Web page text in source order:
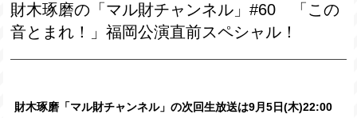
財木琢磨の「マル財チャンネル」#60 「この
音とまれ！」福岡公演直前スペシャル！
財木琢磨「マル財チャンネル」の次回生放送は9月5日(木)22:00